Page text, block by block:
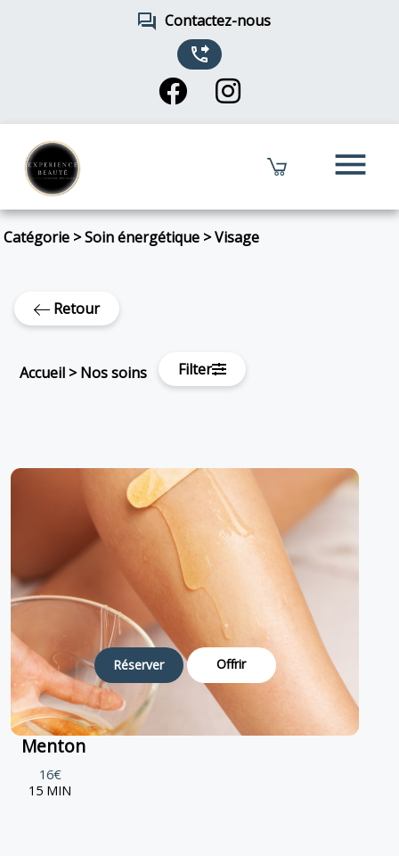
forum Contactez-nous
phone_forwarded
menu
Catégorie >Soin énergétique >Visage
Retour
Accueil >Nos soins Filter
Réserver Offrir
Menton
16€
15 MIN